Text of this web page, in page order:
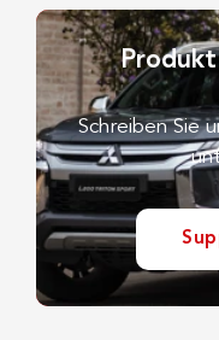
Schreiben Sie